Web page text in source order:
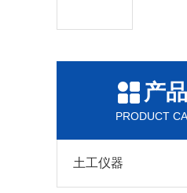
产
PRODUCT
土工仪器